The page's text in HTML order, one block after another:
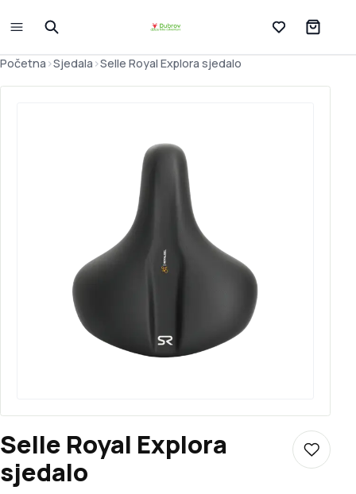
Lista želja
Početna >Sjedala >Selle Royal Explora sjedalo
Selle Royal Explora
sjedalo
Dodaj